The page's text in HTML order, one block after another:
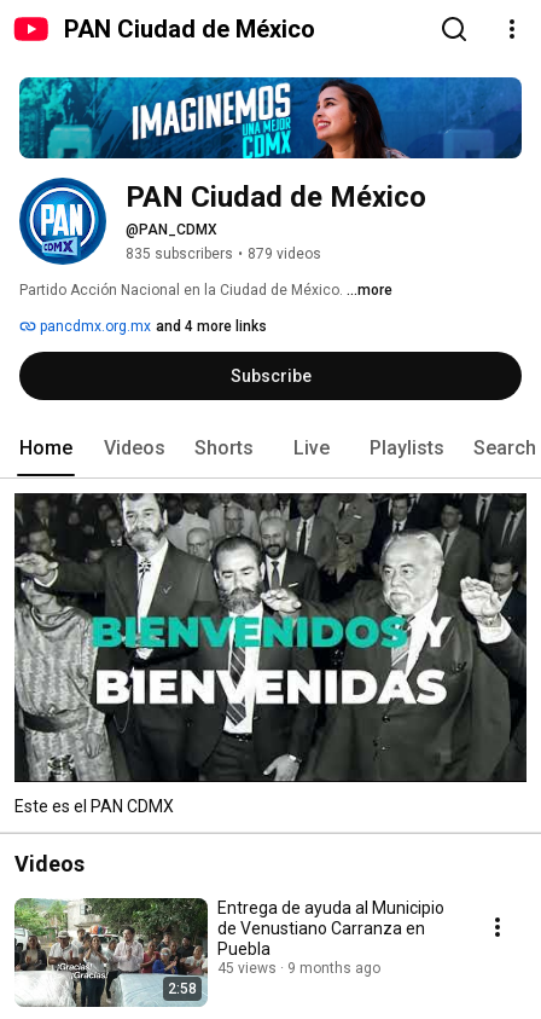
PAN Ciudad de México
PAN Ciudad de México
@PAN_CDMX
835 subscribers • 879 videos
Partido Acción Nacional en la Ciudad de México. ...more
pancdmx.org.mx and 4 more links
Subscribe
Home Videos Shorts Live Playlists Search
Este es el PAN CDMX
Videos
2:58
Entrega de ayuda al Municipio
de Venustiano Carranza en
Puebla
45 views 9 months ago